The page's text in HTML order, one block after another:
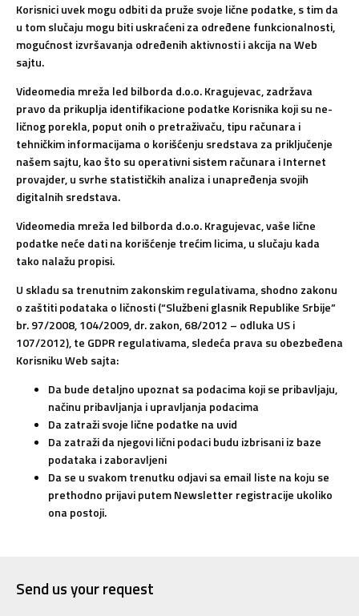
Korisnici uvek mogu odbiti da pruže svoje lične podatke, s tim da
u tom slučaju mogu biti uskraćeni za određene funkcionalnosti,
mogućnost izvršavanja određenih aktivnosti i akcija na Web
sajtu.
Videomedia mreža led bilborda d.o.o. Kragujevac, zadržava
pravo da prikuplja identifikacione podatke Korisnika koji su ne-
ličnog porekla, poput onih o pretraživaču, tipu računara i
tehničkim informacijama o korišćenju sredstava za priključenje
našem sajtu, kao što su operativni sistem računara i Internet
provajder, u svrhe statističkih analiza i unapređenja svojih
digitalnih sredstava.
Videomedia mreža led bilborda d.o.o. Kragujevac, vaše lične
podatke neće dati na korišćenje trećim licima, u slučaju kada
tako nalažu propisi.
U skladu sa trenutnim zakonskim regulativama, shodno zakonu
o zaštiti podataka o ličnosti (“Službeni glasnik Republike Srbije”
br. 97/2008, 104/2009, dr. zakon, 68/2012 – odluka US i
107/2012), te GDPR regulativama, sledeća prava su obezbeđena
Korisniku Web sajta:
Da bude detaljno upoznat sa podacima koji se pribavljaju,
načinu pribavljanja i upravljanja podacima
Da zatraži svoje lične podatke na uvid
Da zatraži da njegovi lični podaci budu izbrisani iz baze
podataka i zaboravljeni
Da se u svakom trenutku odjavi sa email liste na koju se
prethodno prijavi putem Newsletter registracije ukoliko
ona postoji.
Send us your request